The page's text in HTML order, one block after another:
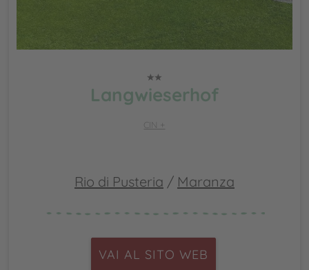
Langwieserhof
CIN +
Rio di Pusteria / Maranza
VAI AL SITO WEB